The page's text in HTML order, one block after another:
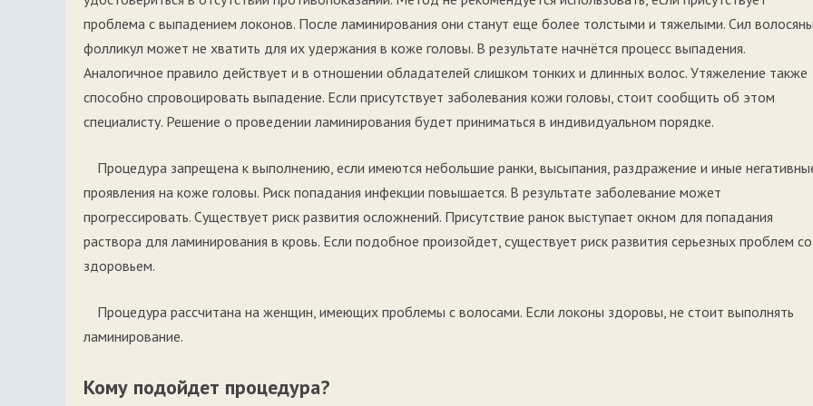
проблема с выпадением локонов. После ламинирования они станут еще более толстыми и тяжелыми. Сил
фолликул может не хватить для их удержания в коже головы. В результате начнётся процесс выпадения.
Аналогичное правило действует и в отношении обладателей слишком тонких и длинных волос. Утяжеление также
способно спровоцировать выпадение. Если присутствует заболевания кожи головы, стоит сообщить об этом
специалисту. Решение о проведении ламинирования будет приниматься в индивидуальном порядке.
Процедура запрещена к выполнению, если имеются небольшие ранки, высыпания, раздражение и иные
проявления на коже головы. Риск попадания инфекции повышается. В результате заболевание может
прогрессировать. Существует риск развития осложнений. Присутствие ранок выступает окном для попадания
раствора для ламинирования в кровь. Если подобное произойдет, существует риск развития серьезных проблем со
здоровьем.
Процедура рассчитана на женщин, имеющих проблемы с волосами. Если локоны здоровы, не стоит выполнять
ламинирование.
Кому подойдет процедура?